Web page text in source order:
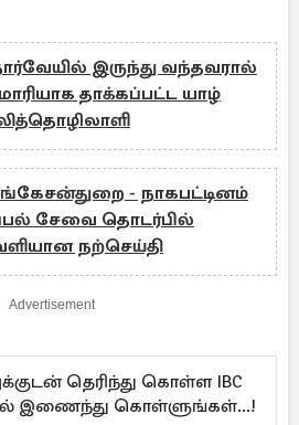
இருந்து வந்தவரால்
தாக்கப்பட்ட யாழ்
- நாகபட்டினம்
சேவை தொடர்பில்
நற்செய்தி
Advertisement
தெரிந்து கொள்ள IBC
இணைந்து கொள்ளுங்கள்...!